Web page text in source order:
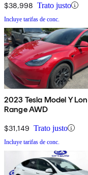
$38,998 Trato justo
Incluye tarifas de conc.
2023 Tesla Model Y
Range AWD
$31,149 Trato justo
Incluye tarifas de conc.